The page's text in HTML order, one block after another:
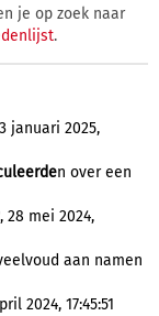
je op zoek naar
.
januari 2025,
n over een
28 mei 2024,
aan namen
2024, 17:45:51